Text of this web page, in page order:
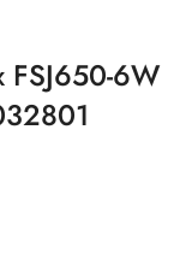
FSJ650-6W